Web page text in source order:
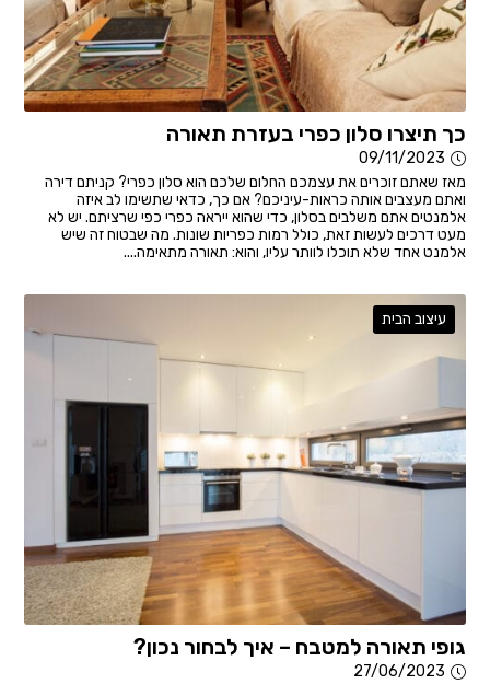
כך תיצרו סלון כפרי בעזרת תאורה
09/11/2023
מאז שאתם זוכרים את עצמכם החלום שלכם הוא סלון כפרי? קניתם דירה
ואתם מעצבים אותה כראות-עיניכם? אם כך, כדאי שתשימו לב איזה
אלמנטים אתם משלבים בסלון, כדי שהוא ייראה כפרי כפי שרציתם. יש לא
מעט דרכים לעשות זאת, כולל רמות כפריות שונות. מה שבטוח זה שיש
אלמנט אחד שלא תוכלו לוותר עליו, והוא: תאורה מתאימה....
עיצוב הבית
גופי תאורה למטבח – איך לבחור נכון?
27/06/2023